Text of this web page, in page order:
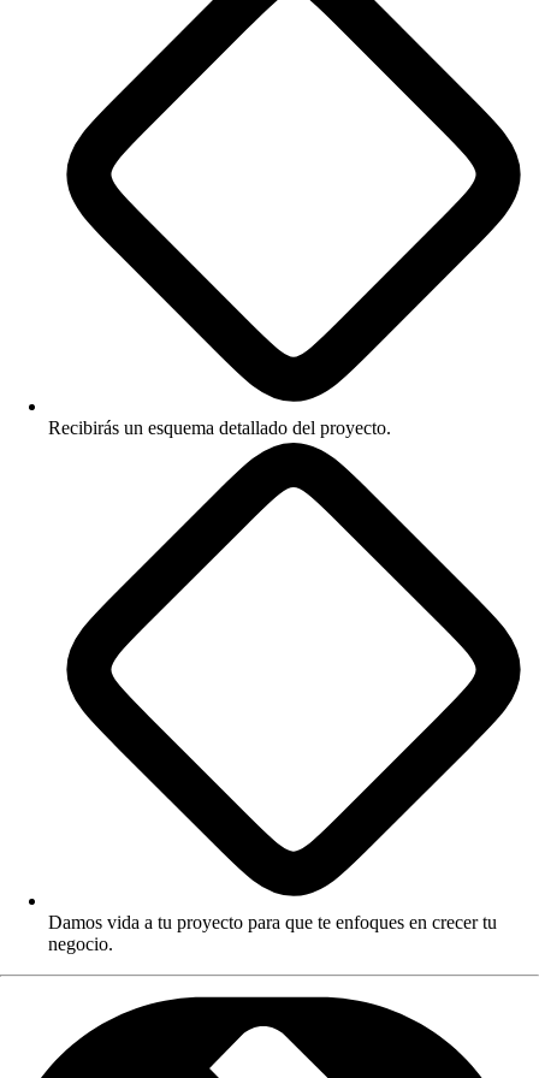
Cuando el software es tuyo, controlas su evolución: priorizas lo que
importa, lo integras con tus sistemas y lo adaptas conforme el mercado
cambia. Esa flexibilidad se convierte en ventaja competitiva, porque tu
herramienta hace cosas que tus rivales con software estándar no
pueden replicar fácilmente. La propiedad no es solo un tema técnico,
es estratégico.
La diferencia se entiende mejor con un ejemplo de operación real. Una
empresa de servicios financieros que adoptó un flujo de trabajo a la
medida reportó una reducción cercana al 25% en sus tiempos de
proceso, y ese recorte se tradujo en ahorro y en clientes más
satisfechos. En el comercio minorista, una compañía que implementó
un sistema de inventario propio vio caer de forma notable sus
discrepancias de stock. No es magia: es lo que ocurre cuando la
herramienta se ajusta al negocio en lugar de obligar al negocio a
ajustarse a la herramienta.
Recibirás un esquema detallado del proyecto.
Damos vida a tu proyecto para que te enfoques en crecer tu
negocio.